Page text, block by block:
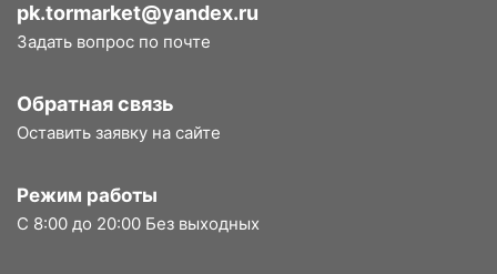
pk.tormarket@yandex.ru
Задать вопрос по почте
Обратная связь
Оставить заявку на сайте
Режим работы
С 8:00 до 20:00 Без выходных